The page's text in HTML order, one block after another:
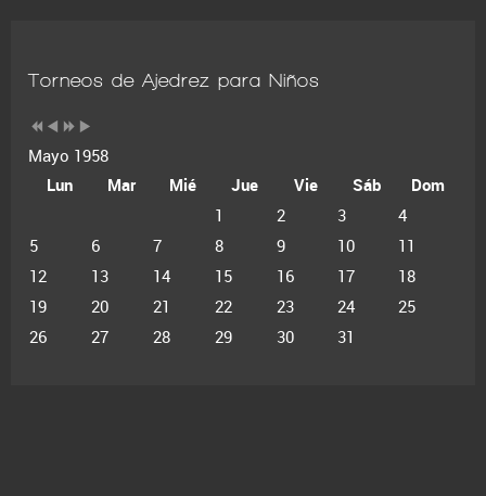
Torneos de Ajedrez para Niños
Mayo 1958
Lun
Mar Mié Jue Vie Sáb
Dom
1
2 3
4
5
6 7 8 9 10
11
12
13 14 15 16 17
18
19
20 21 22 23 24
25
26
27 28 29 30 31